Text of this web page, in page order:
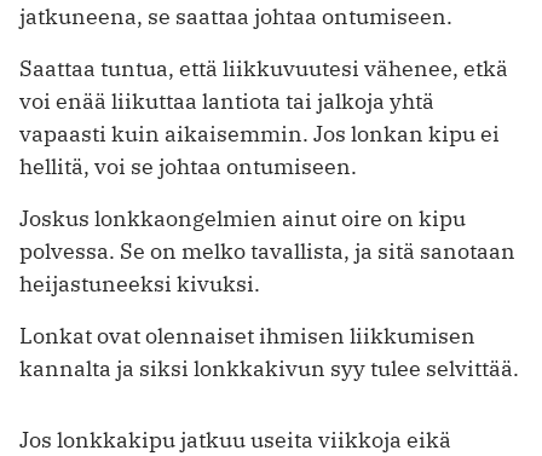
jatkuneena, se saattaa johtaa ontumiseen.
Saattaa tuntua, että liikkuvuutesi vähenee, etkä
voi enää liikuttaa lantiota tai jalkoja yhtä
vapaasti kuin aikaisemmin. Jos lonkan kipu ei
hellitä, voi se johtaa ontumiseen.
Joskus lonkkaongelmien ainut oire on kipu
polvessa. Se on melko tavallista, ja sitä sanotaan
heijastuneeksi kivuksi.
Lonkat ovat olennaiset ihmisen liikkumisen
kannalta ja siksi lonkkakivun syy tulee selvittää.
Jos lonkkakipu jatkuu useita viikkoja eikä